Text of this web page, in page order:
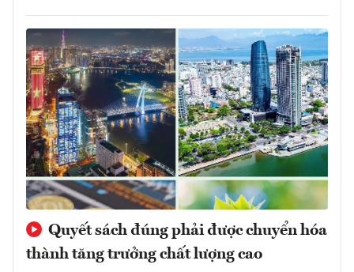
Quyết sách đúng phải được chuyển hóa
thành tăng trưởng chất lượng cao